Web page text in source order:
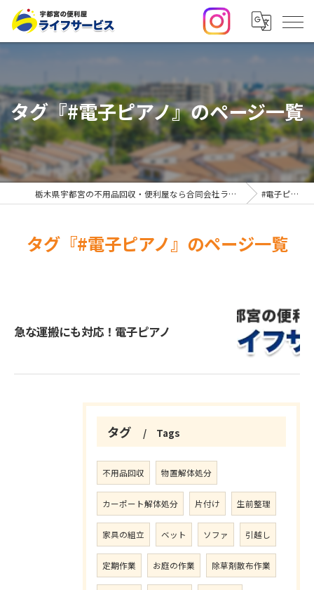
タグ『#電子ピアノ』のページ一覧
栃木県宇都宮の不用品回収・便利屋なら合同会社ライフサービス #電子ピアノ
タグ『#電子ピアノ』のページ一覧
急な運搬にも対応！電子ピアノ
タグ Tags
不用品回収 物置解体処分
カーポート解体処分 片付け 生前整理
家具の組立 ベット ソファ 引越し
定期作業 お庭の作業 除草剤散布作業